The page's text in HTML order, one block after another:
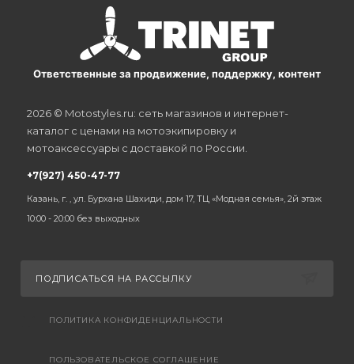
Ответственные за продвижение, поддержку, контент
2026 © Motostyles.ru: сеть магазинов и интернет-
каталог с ценами на мотоэкипировку и
мотоаксессуары с доставкой по России.
+7(927) 450-47-77
Казань, г. , ул. Бурхана Шахиди, дом 17, ТЦ «Модная семья», 2й этаж
10:00 - 20:00 без выходных
ПОДПИСАТЬСЯ НА РАССЫЛКУ
ПОЛИТИКА КОНФИДЕНЦИАЛЬНОСТИ
ПОЛЬЗОВАТЕЛЬСКОЕ СОГЛАШЕНИЕ